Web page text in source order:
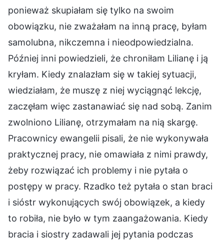
ponieważ skupiałam się tylko na swoim
obowiązku, nie zważałam na inną pracę, byłam
samolubna, nikczemna i nieodpowiedzialna.
Później inni powiedzieli, że chroniłam Lilianę i ją
kryłam. Kiedy znalazłam się w takiej sytuacji,
wiedziałam, że muszę z niej wyciągnąć lekcję,
zaczęłam więc zastanawiać się nad sobą. Zanim
zwolniono Lilianę, otrzymałam na nią skargę.
Pracownicy ewangelii pisali, że nie wykonywała
praktycznej pracy, nie omawiała z nimi prawdy,
żeby rozwiązać ich problemy i nie pytała o
postępy w pracy. Rzadko też pytała o stan braci
i sióstr wykonujących swój obowiązek, a kiedy
to robiła, nie było w tym zaangażowania. Kiedy
bracia i siostry zadawali jej pytania podczas